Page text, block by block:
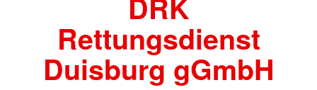
DRK
Rettungsdienst
Duisburg gGmbH